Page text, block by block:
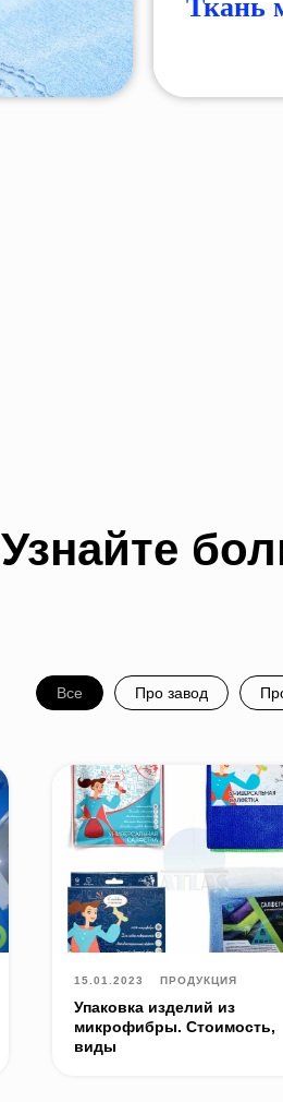
Ткань
Узнайте
Все Про завод
15.01.2023 ПРОДУКЦИЯ
Упаковка изделий из
микрофибры. Стоимость,
виды